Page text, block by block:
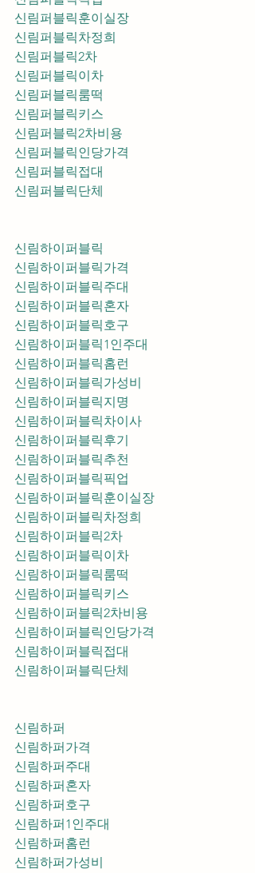
신림퍼블릭훈이실장
신림퍼블릭차정희
신림퍼블릭2차
신림퍼블릭이차
신림퍼블릭룸떡
신림퍼블릭키스
신림퍼블릭2차비용
신림퍼블릭인당가격
신림퍼블릭접대
신림퍼블릭단체
신림하이퍼블릭
신림하이퍼블릭가격
신림하이퍼블릭주대
신림하이퍼블릭혼자
신림하이퍼블릭호구
신림하이퍼블릭1인주대
신림하이퍼블릭홈런
신림하이퍼블릭가성비
신림하이퍼블릭지명
신림하이퍼블릭차이사
신림하이퍼블릭후기
신림하이퍼블릭추천
신림하이퍼블릭훈이실장
신림하이퍼블릭차정희
신림하이퍼블릭2차
신림하이퍼블릭이차
신림하이퍼블릭룸떡
신림하이퍼블릭키스
신림하이퍼블릭2차비용
신림하이퍼블릭인당가격
신림하이퍼블릭접대
신림하이퍼블릭단체
신림하퍼
신림하퍼가격
신림하퍼주대
신림하퍼혼자
신림하퍼호구
신림하퍼1인주대
신림하퍼홈런
신림하퍼가성비